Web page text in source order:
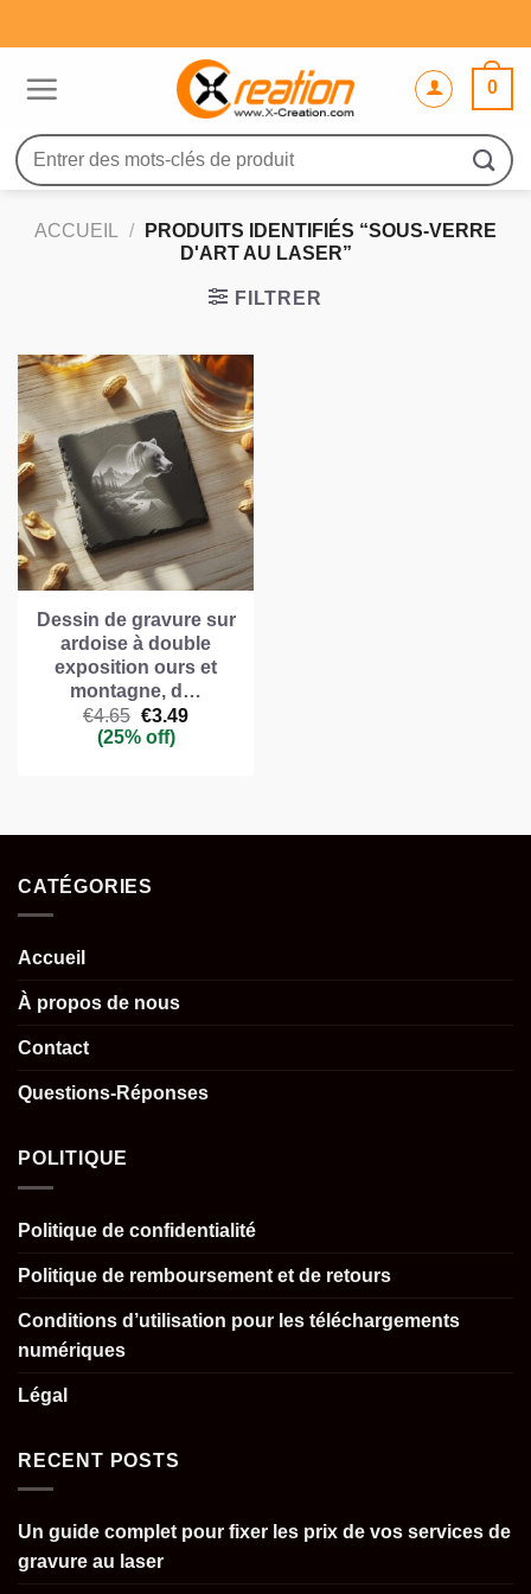
au
0
Recherche
pour :
ACCUEIL /
PRODUITS IDENTIFIÉS “SOUS-VERRE
D'ART AU LASER”
FILTRER
Dessin de gravure sur
ardoise à double
exposition ours et
montagne, d…
€4.65 Le
prix
initial
€3.49Le
(25% off)
CATÉGORIES
Accueil
À propos de nous
Contact
Questions-Réponses
POLITIQUE
Politique de confidentialité
Politique de remboursement et de retours
Conditions d’utilisation pour les téléchargements
numériques
Légal
RECENT POSTS
Un guide complet pour fixer les prix de vos services de
gravure au laser